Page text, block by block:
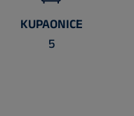
KUPAONICE
5